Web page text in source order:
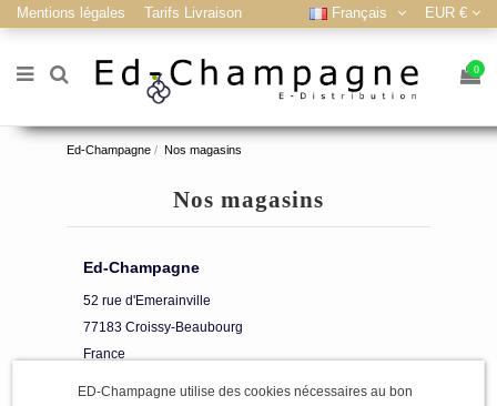
Mentions légales Tarifs Livraison Français EUR €
0
Ed-Champagne Nos magasins
Nos magasins
Ed-Champagne
52 rue d'Emerainville
77183 Croissy-Beaubourg
France
ED-Champagne utilise des cookies nécessaires au bon